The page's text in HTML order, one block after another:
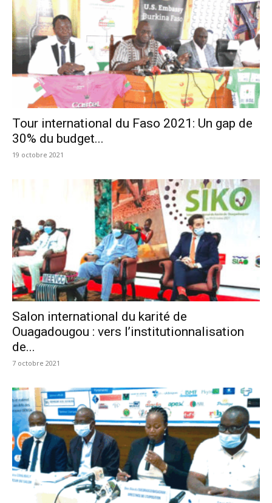
Tour international du Faso 2021: Un gap de
30% du budget...
19 octobre 2021
Salon international du karité de
Ouagadougou : vers l’institutionnalisation
de...
7 octobre 2021